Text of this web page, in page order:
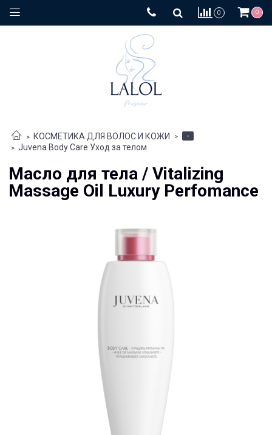
0 0
КОСМЕТИКА ДЛЯ ВОЛОС И КОЖИ
-
Juvena Body Care Уход за телом
Масло для тела / Vitalizing
Massage Oil Luxury Perfomance